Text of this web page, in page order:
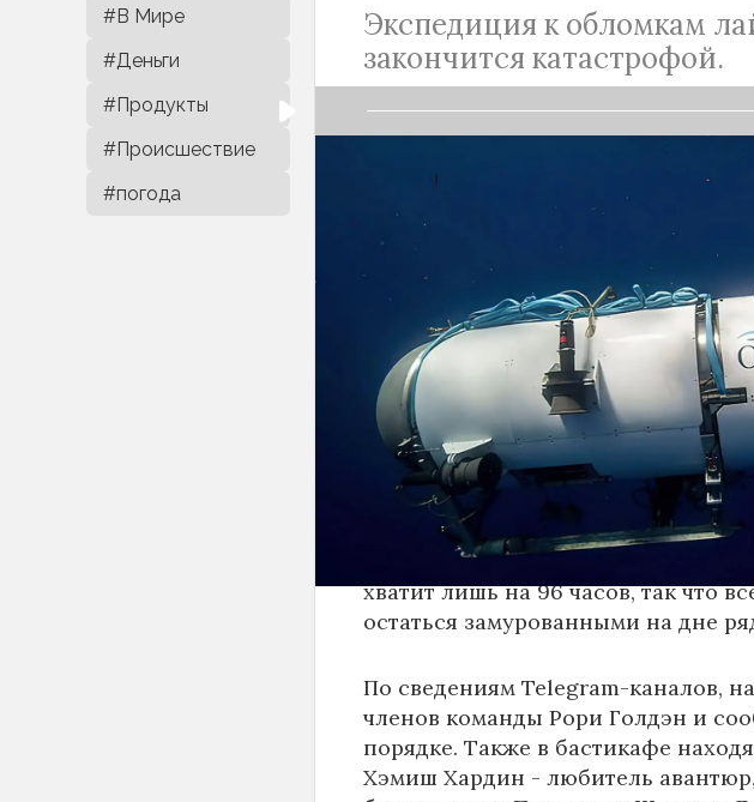
#В Мире
#Деньги
#Продукты
#Происшествие
#погода
Экспедиция к обломкам
закончится катастрофой.
В 2021 году к обломкам
Атлантическом океане в начале
совершать экспедиции на
компания OceanGate уже свозила
человек, согласившихся
тысяч долларов. Однако
плану, и батискаф пропал.
Подлодка с пятью туристами на
утром в воскресенье. Плавание
часа, но связь с судном внезапно
сутки его не могут найти.
хватит лишь на 96 часов, так что
остаться замурованными на дне
По сведениям Telegram-каналов,
членов команды Рори Голдэн и
порядке. Также в бастикафе
Хэмиш Хардин - любитель